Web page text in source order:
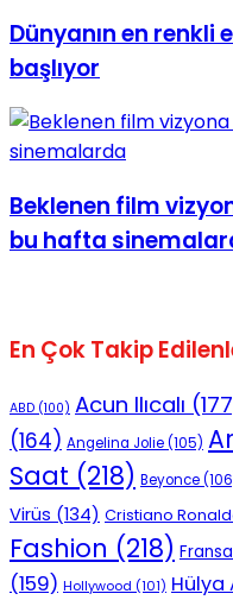
Dünyanın en renkli
başlıyor
Beklenen film
bu hafta
En Çok Takip
ABD (100) Acun Ilıcalı
(164) Angelina Jolie(105)
Saat (218) Beyonce
Virüs (134) Cristiano
Fashion (218) Fransa
(159) Hollywood (101) Hülya